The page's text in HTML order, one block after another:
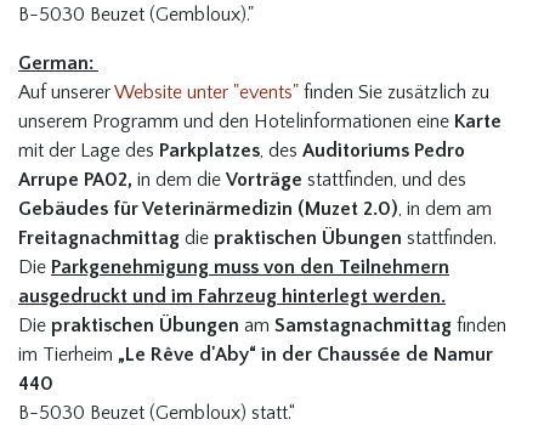
B-5030 Beuzet (Gembloux)."
German:
Auf unsererWebsite unter "events" finden Sie zusätzlich zu
unserem Programm und den Hotelinformationen eine Karte
mit der Lage des Parkplatzes, des Auditoriums Pedro
Arrupe PA02, in dem die Vorträge stattfinden, und des
Gebäudes für Veterinärmedizin (Muzet 2.0), in dem am
Freitagnachmittag die praktischen Übungen stattfinden.
Die Parkgenehmigung muss von den Teilnehmern
ausgedruckt und im Fahrzeug hinterlegt werden.
Die praktischen Übungen am Samstagnachmittag finden
im Tierheim „Le Rêve d'Aby“ in der Chaussée de Namur
440
B-5030 Beuzet (Gembloux) statt.“